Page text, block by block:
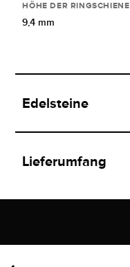
HÖHE DER RINGSCHIENE
9,4 mm
Edelsteine
Lieferumfang